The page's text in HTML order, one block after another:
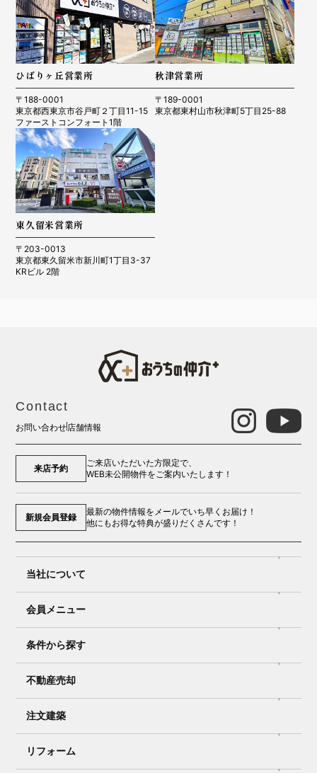
ひばりヶ丘営業所
〒188-0001
東京都西東京市谷戸町２丁目11-15
ファーストコンフォート1階
秋津営業所
〒189-0001
東京都東村山市秋津町5丁目25-88
東久留米営業所
〒203-0013
東京都東久留米市新川町1丁目3-37
KRビル 2階
Contact
お問い合わせ 店舗情報
来店予約
ご来店いただいた方限定で、
WEB未公開物件をご案内いたします！
新規会員登録
最新の物件情報をメールでいち早くお届け！
他にもお得な特典が盛りだくさんです！
当社について
会員メニュー
条件から探す
不動産売却
注文建築
リフォーム